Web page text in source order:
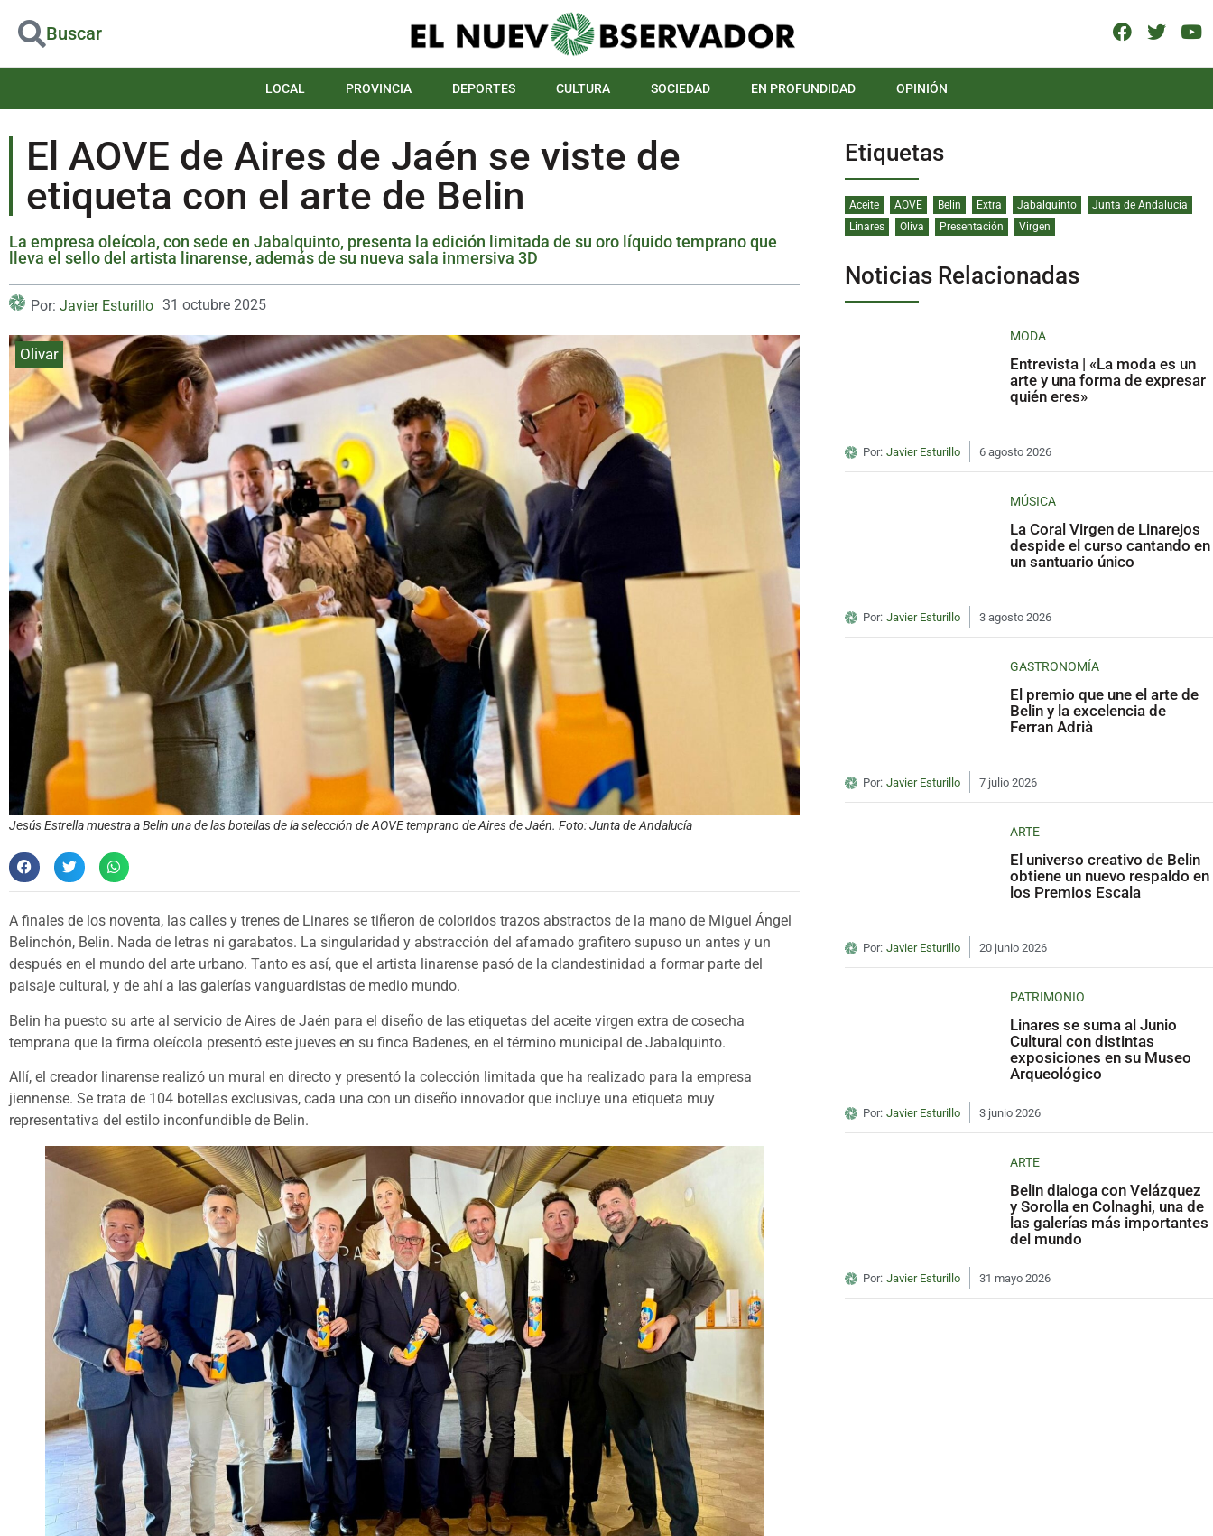
Buscar
LOCAL PROVINCIA DEPORTES CULTURA SOCIEDAD EN PROFUNDIDAD OPINIÓN
El AOVE de Aires de Jaén se viste de
etiqueta con el arte de Belin
La empresa oleícola, con sede en Jabalquinto, presenta la edición limitada de su oro líquido temprano que
lleva el sello del artista linarense, además de su nueva sala inmersiva 3D
Por: Javier Esturillo 31 octubre 2025
Olivar
Jesús Estrella muestra a Belin una de las botellas de la selección de AOVE temprano de Aires de Jaén. Foto: Junta de Andalucía
A finales de los noventa, las calles y trenes de Linares se tiñeron de coloridos trazos abstractos de la mano de Miguel Ángel
Belinchón, Belin. Nada de letras ni garabatos. La singularidad y abstracción del afamado grafitero supuso un antes y un
después en el mundo del arte urbano. Tanto es así, que el artista linarense pasó de la clandestinidad a formar parte del
paisaje cultural, y de ahí a las galerías vanguardistas de medio mundo.
Belin ha puesto su arte al servicio de Aires de Jaén para el diseño de las etiquetas del aceite virgen extra de cosecha
temprana que la firma oleícola presentó este jueves en su finca Badenes, en el término municipal de Jabalquinto.
Allí, el creador linarense realizó un mural en directo y presentó la colección limitada que ha realizado para la empresa
jiennense. Se trata de 104 botellas exclusivas, cada una con un diseño innovador que incluye una etiqueta muy
representativa del estilo inconfundible de Belin.
Etiquetas
Aceite AOVE Belin Extra Jabalquinto
Junta de Andalucía
Linares
Oliva Presentación Virgen
Noticias Relacionadas
MODA
Entrevista | «La moda es un
arte y una forma de expresar
quién eres»
Por: Javier Esturillo 6 agosto 2026
MÚSICA
La Coral Virgen de Linarejos
despide el curso cantando en
un santuario único
Por: Javier Esturillo 3 agosto 2026
GASTRONOMÍA
El premio que une el arte de
Belin y la excelencia de
Ferran Adrià
Por: Javier Esturillo 7 julio 2026
ARTE
El universo creativo de Belin
obtiene un nuevo respaldo en
los Premios Escala
Por: Javier Esturillo 20 junio 2026
PATRIMONIO
Linares se suma al Junio
Cultural con distintas
exposiciones en su Museo
Arqueológico
Por: Javier Esturillo 3 junio 2026
ARTE
Belin dialoga con Velázquez
y Sorolla en Colnaghi, una de
las galerías más importantes
del mundo
Por: Javier Esturillo 31 mayo 2026